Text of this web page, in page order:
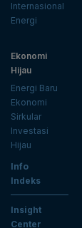
Internasional
Energi
Ekonomi
Hijau
Energi Baru
Ekonomi
Sirkular
Investasi
Hijau
Info
Indeks
Insight
Center